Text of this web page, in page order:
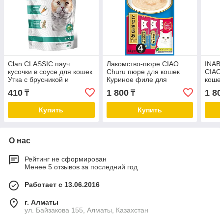
Clan CLASSIC пауч
кусочки в соусе для кошек
Утка с брусникой и
морковью 85гр
410 ₸
Купить
Лакомство-пюре CIAO
Churu пюре для кошек
Куриное филе для
поддержания здоровья
мочеполовой системы 14г
* 4шт
1 800₸
Купить
1
О нас
Рейтинг не сформирован
Менее 5 отзывов за последний год
Работает с 13.06.2016
г. Алматы
ул. Байзакова 155, Алматы, Казахстан